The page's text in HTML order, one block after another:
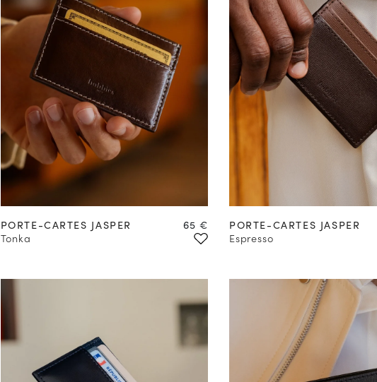
PORTE-CARTES JASPER
Tonka
Prix
65 €
PORTE-CARTES JASPER
Espresso